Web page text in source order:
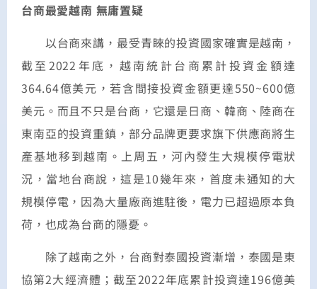
台商最愛越南 無庸置疑
以台商來講，最受青睞的投資國家確實是越南，
截至2022年底，越南統計台商累計投資金額達
364.64億美元，若含間接投資金額更達550~600億
美元。而且不只是台商，它還是日商、韓商、陸商在
東南亞的投資重鎮，部分品牌更要求旗下供應商將生
產基地移到越南。上周五，河內發生大規模停電狀
況，當地台商說，這是10幾年來，首度未通知的大
規模停電，因為大量廠商進駐後，電力已超過原本負
荷，也成為台商的隱憂。
除了越南之外，台商對泰國投資漸增，泰國是東
協第2大經濟體；截至2022年底累計投資達196億美